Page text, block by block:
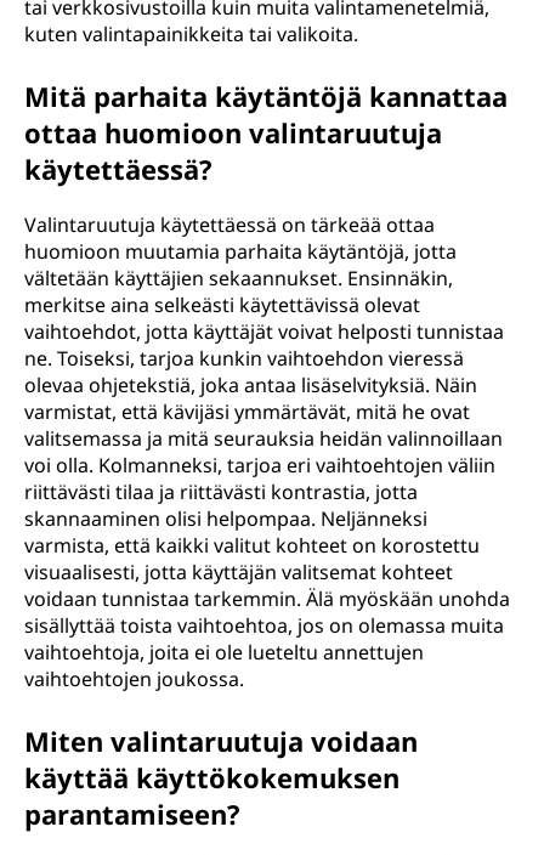
tai verkkosivustoilla kuin muita valintamenetelmiä,
kuten valintapainikkeita tai valikoita.
Mitä parhaita käytäntöjä kannattaa
ottaa huomioon valintaruutuja
käytettäessä?
Valintaruutuja käytettäessä on tärkeää ottaa
huomioon muutamia parhaita käytäntöjä, jotta
vältetään käyttäjien sekaannukset. Ensinnäkin,
merkitse aina selkeästi käytettävissä olevat
vaihtoehdot, jotta käyttäjät voivat helposti tunnistaa
ne. Toiseksi, tarjoa kunkin vaihtoehdon vieressä
olevaa ohjetekstiä, joka antaa lisäselvityksiä. Näin
varmistat, että kävijäsi ymmärtävät, mitä he ovat
valitsemassa ja mitä seurauksia heidän valinnoillaan
voi olla. Kolmanneksi, tarjoa eri vaihtoehtojen väliin
riittävästi tilaa ja riittävästi kontrastia, jotta
skannaaminen olisi helpompaa. Neljänneksi
varmista, että kaikki valitut kohteet on korostettu
visuaalisesti, jotta käyttäjän valitsemat kohteet
voidaan tunnistaa tarkemmin. Älä myöskään unohda
sisällyttää toista vaihtoehtoa, jos on olemassa muita
vaihtoehtoja, joita ei ole lueteltu annettujen
vaihtoehtojen joukossa.
Miten valintaruutuja voidaan
käyttää käyttökokemuksen
parantamiseen?